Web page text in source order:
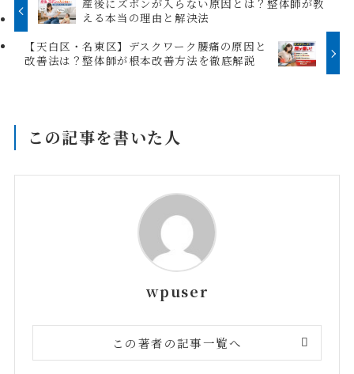
産後にズボンが入らない原因とは？整体師が教
える本当の理由と解決法
【天白区・名東区】デスクワーク腰痛の原因と
改善法は？整体師が根本改善方法を徹底解説
この記事を書いた人
wpuser
この著者の記事一覧へ